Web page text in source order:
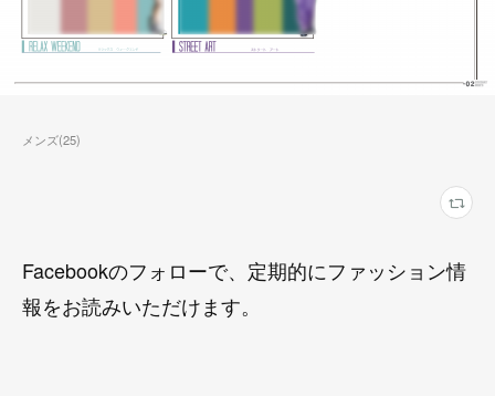
メンズ(25)
Facebookのフォローで、定期的にファッション情
報をお読みいただけます。